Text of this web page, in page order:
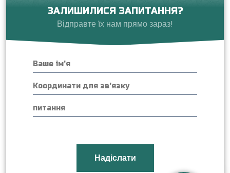
ЗАЛИШИЛИСЯ ЗАПИТАННЯ?
Відправте їх нам прямо зараз!